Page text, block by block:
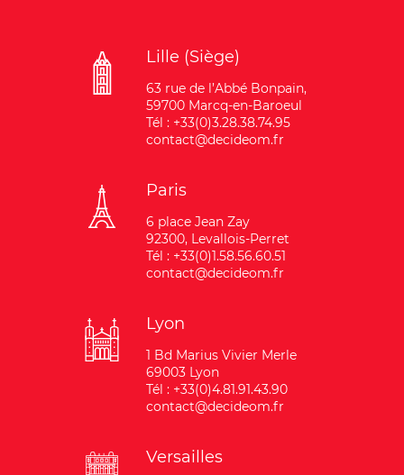
Lille (Siège)
63 rue de l’Abbé Bonpain,
59700 Marcq-en-Baroeul
Tél : +33(0)3.28.38.74.95
contact@decideom.fr
Paris
6 place Jean Zay
92300, Levallois-Perret
Tél : +33(0)1.58.56.60.51
contact@decideom.fr
Lyon
1 Bd Marius Vivier Merle
69003 Lyon
Tél : +33(0)4.81.91.43.90
contact@decideom.fr
Versailles